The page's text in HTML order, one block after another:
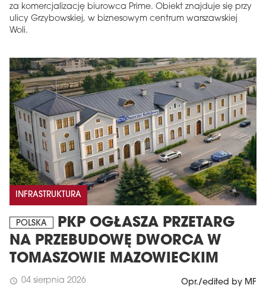
za komercjalizację biurowca Prime. Obiekt znajduje się przy
ulicy Grzybowskiej, w biznesowym centrum warszawskiej
Woli.
INFRASTRUKTURA
POLSKA
PKP OGŁASZA PRZETARG
NA PRZEBUDOWĘ DWORCA W
TOMASZOWIE MAZOWIECKIM
schedule 04 sierpnia 2026 Opr./edited by MF